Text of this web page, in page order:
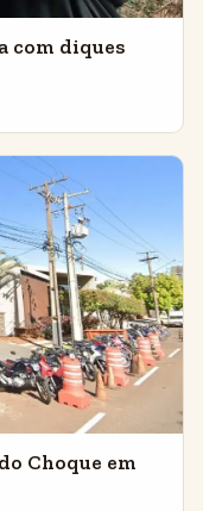
com diques
Choque em